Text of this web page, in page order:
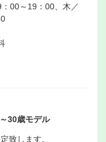
00～19：00、木／
30歳モデル
致します。